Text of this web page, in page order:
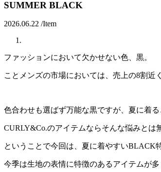
SUMMER BLACK
2026.06.22 /Item
ファッションにおいて欠かせない色、黒。
ことメンズの市場においては、売上の8割近
色合わせも選ばず万能な黒ですが、夏に着
CURLY&Co.のアイテムならそんな悩みとは
ということで今回は、夏に着やすいBLACK
今季は生地の表情に特徴のあるアイテムが